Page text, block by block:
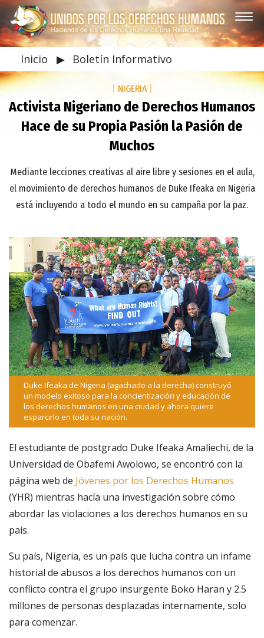
Inicio ▶ Boletín Informativo
NIGERIA
Activista Nigeriano de Derechos Humanos
Hace de su Propia Pasión la Pasión de
Muchos
Mediante lecciones creativas al aire libre y sesiones en el aula,
el movimiento de derechos humanos de Duke Ifeaka en Nigeria
está incluyendo a todo el mundo en su campaña por la paz.
Duke Ifeaka de Nigeria (agachado a la derecha) construyó
un modelo exitoso para la concientización y educación de
los derechos humanos en una ciudad y ahora quiere
esparcirlo en toda su nación.
El estudiante de postgrado Duke Ifeaka Amaliechi, de la
Universidad de Obafemi Awolowo, se encontró con la
página web de Jóvenes por los Derechos Humanos
(YHR) mientras hacía una investigación sobre cómo
abordar las violaciones a los derechos humanos en su
país.
Su país, Nigeria, es un país que lucha contra un infame
historial de abusos a los derechos humanos con un
conflicto contra el grupo insurgente Boko Haran y 2.5
millones de personas desplazadas internamente, solo
para comenzar.